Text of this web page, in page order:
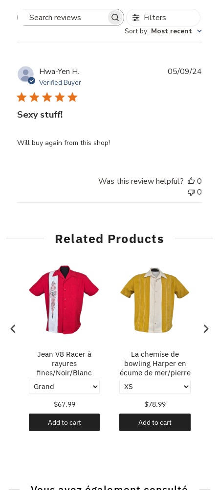
Search
Filters
Sort by: Most recent
Hwa-Yen H.
Verified Buyer
Sexy stuff!
Will buy again from this shop!
05/09/24
Was this review helpful?
0
0
Related Products
Jean V8 Racer à
rayures
fines/Noir/Blanc
$67.99
Add to cart
La chemise de
bowling Harper en
écume de mer/pierre
$78.99
Add to cart